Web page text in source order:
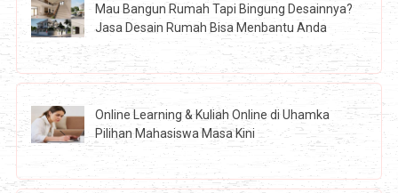
Mau Bangun Rumah Tapi Bingung Desainnya?
Jasa Desain Rumah Bisa Menbantu Anda
Online Learning & Kuliah Online di Uhamka
Pilihan Mahasiswa Masa Kini